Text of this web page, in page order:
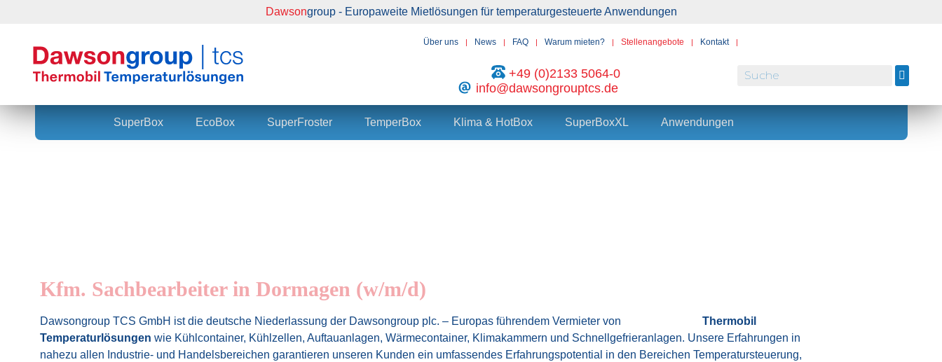
Dawsongroup - Europaweite Mietlösungen für temperaturgesteuerte Anwendungen
Über uns News FAQ Warum mieten? Stellenangebote Kontakt
+49 (0)2133 5064-0
info@dawsongrouptcs.de
SuperBox EcoBox SuperFroster TemperBox Klima & HotBox SuperBoxXL Anwendungen
Kfm. Sachbearbeiter in Dormagen (w/m/d)
Dawsongroup TCS GmbH ist die deutsche Niederlassung der Dawsongroup plc. – Europas führendem Vermieter von
Thermobil
Temperaturlösungen wie Kühlcontainer, Kühlzellen, Auftauanlagen, Wärmecontainer, Klimakammern und Schnellgefrieranlagen. Unsere Erfahrungen in
nahezu allen Industrie- und Handelsbereichen garantieren unseren Kunden ein umfassendes Erfahrungspotential in den Bereichen Temperatursteuerung,